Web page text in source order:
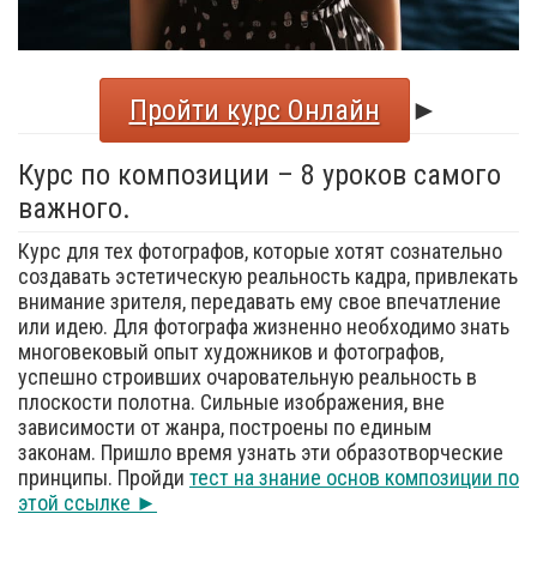
Пройти курс Онлайн
►
Курс по композиции – 8 уроков самого
важного.
Курс для тех фотографов, которые хотят сознательно
создавать эстетическую реальность кадра, привлекать
внимание зрителя, передавать ему свое впечатление
или идею. Для фотографа жизненно необходимо знать
многовековый опыт художников и фотографов,
успешно строивших очаровательную реальность в
плоскости полотна. Сильные изображения, вне
зависимости от жанра, построены по единым
законам. Пришло время узнать эти образотворческие
принципы. Пройди тест на знание основ композиции по
этой ссылке ►